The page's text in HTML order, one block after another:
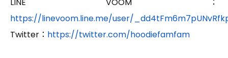
LINE VOOM：
https://linevoom.line.me/user/
Twitter： https://twitter.com/hoodiefamfam